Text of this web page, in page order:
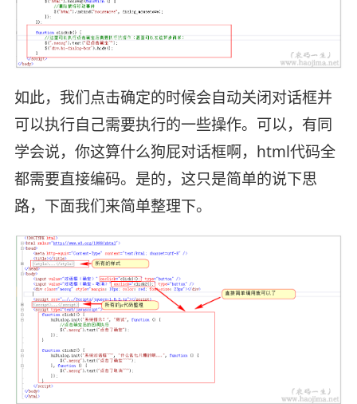
如此，我们点击确定的时候会自动关闭对话框并
可以执行自己需要执行的一些操作。可以，有同
学会说，你这算什么狗屁对话框啊，html代码全
都需要直接编码。是的，这只是简单的说下思
路，下面我们来简单整理下。